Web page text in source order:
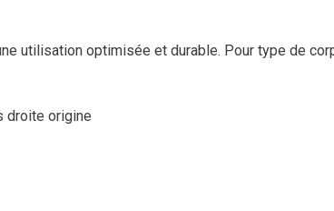
utilisation optimisée et durable. Pour type de
droite origine